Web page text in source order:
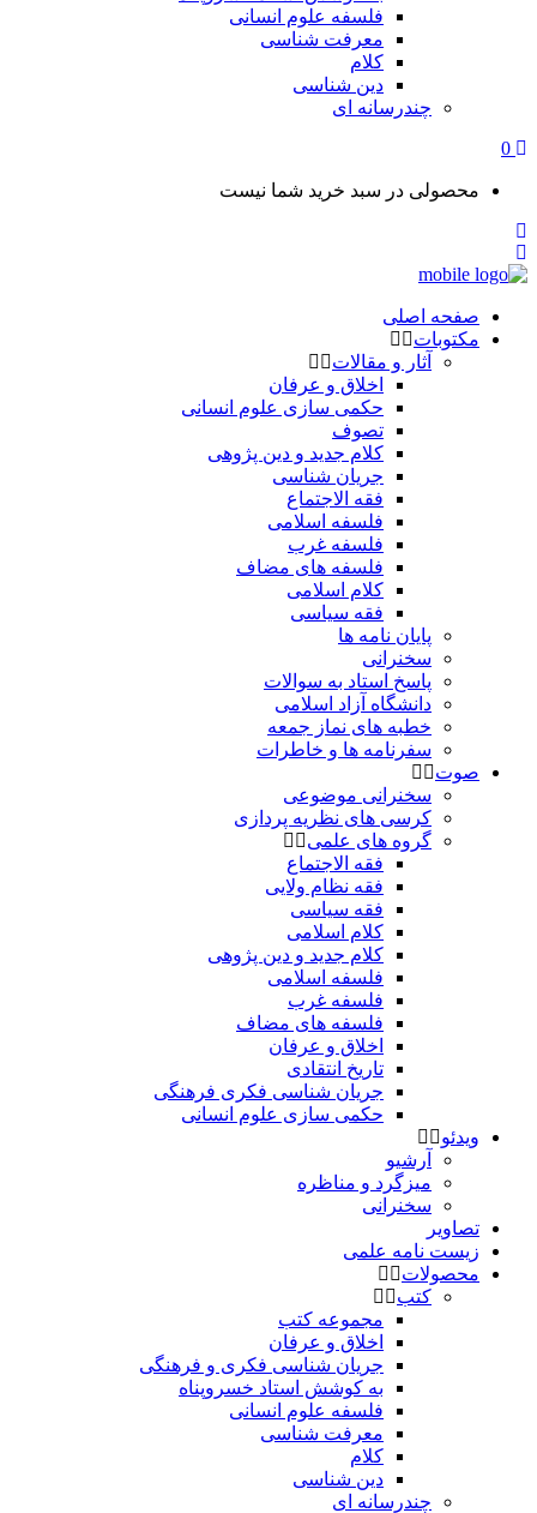
فلسفه علوم انسانی
معرفت شناسی
کلام
دین شناسی
چندرسانه ای
0
محصولی در سبد خرید شما نیست
صفحه اصلی
مکتوبات
آثار و مقالات
اخلاق و عرفان
حکمی سازی علوم انسانی
تصوف
کلام جدید و دین پژوهی
جریان شناسی
فقه الاجتماع
فلسفه اسلامی
فلسفه غرب
فلسفه های مضاف
کلام اسلامی
فقه سیاسی
پایان نامه ها
سخنرانی
پاسخ استاد به سوالات
دانشگاه آزاد اسلامی
خطبه های نماز جمعه
سفرنامه ها و خاطرات
صوت
سخنرانی موضوعی
کرسی های نظریه پردازی
گروه های علمی
فقه الاجتماع
فقه نظام ولایی
فقه سیاسی
کلام اسلامی
کلام جدید و دین پژوهی
فلسفه اسلامی
فلسفه غرب
فلسفه های مضاف
اخلاق و عرفان
تاریخ انتقادی
جریان شناسی فکری فرهنگی
حکمی سازی علوم انسانی
ویدئو
آرشیو
میزگرد و مناظره
سخنرانی
تصاویر
زیست نامه علمی
محصولات
کتب
مجموعه کتب
اخلاق و عرفان
جریان شناسی فکری و فرهنگی
به کوشش استاد خسروپناه
فلسفه علوم انسانی
معرفت شناسی
کلام
دین شناسی
چندرسانه ای